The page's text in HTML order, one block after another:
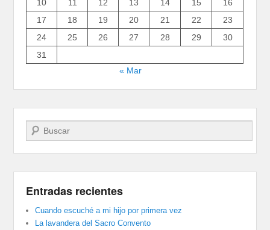
10 11 12 13 14 15
16
17
18 19 20 21 22
23
24
25 26 27 28 29
30
31
« Mar
Buscar
Entradas recientes
Cuando escuché a mi hijo por primera vez
La lavandera del Sacro Convento